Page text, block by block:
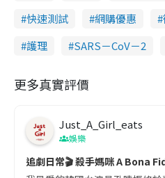
快速測試
網購優惠
護理
SARS－CoV－2
更多真實評價
Just_A_Girl_eats
娛樂
追劇日常🎬 殺手媽咪 A Bona